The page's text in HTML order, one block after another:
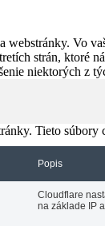
Vo
strán,
niektorých z
Tieto
Popis
Cloudflare
na základe IP